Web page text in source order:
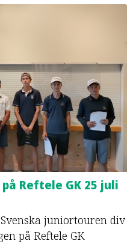
Reftele GK 25 juli
juniortouren div
på Reftele GK